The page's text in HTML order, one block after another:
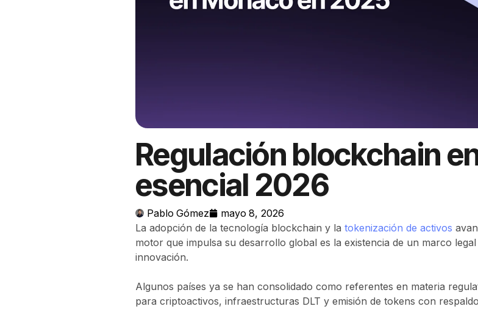
Regulación blockchain
esencial 2026
Pablo Gómez
mayo 8, 2026
La adopción de la tecnología blockchain y la tokenización de activos
motor que impulsa su desarrollo global es la existencia de un marco
innovación.
Algunos países ya se han consolidado como referentes en materia
para criptoactivos, infraestructuras DLT y emisión de tokens con